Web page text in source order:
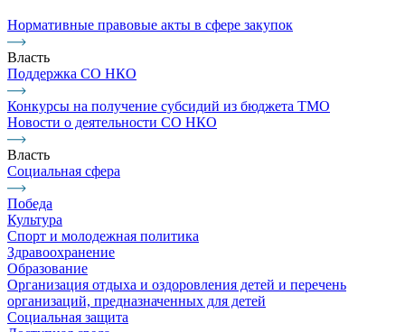
Нормативные правовые акты в сфере закупок
Власть
Поддержка СО НКО
Конкурсы на получение субсидий из бюджета ТМО
Новости о деятельности СО НКО
Власть
Социальная сфера
Победа
Культура
Спорт и молодежная политика
Здравоохранение
Образование
Организация отдыха и оздоровления детей и перечень
организаций, предназначенных для детей
Социальная защита